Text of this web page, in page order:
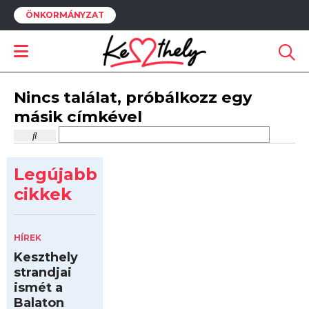
ÖNKORMÁNYZAT
Nincs találat, próbálkozz egy
másik címkével
Legújabb
cikkek
HÍREK
Keszthely
strandjai
ismét a
Balaton